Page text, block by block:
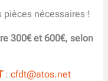
pièces nécessaires !
300€ et 600€, selon
: cfdt@atos.net